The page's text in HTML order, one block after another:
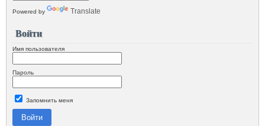
Powered by Translate
Войти
Имя пользователя
Пароль
Запомнить меня
Войти